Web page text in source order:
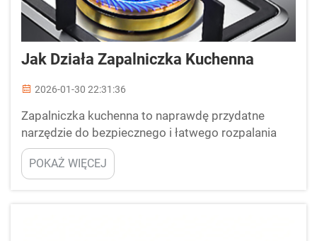
Jak Działa Zapalniczka Kuchenna
2026-01-30 22:31:36
Zapalniczka kuchenna to naprawdę przydatne
narzędzie do bezpiecznego i łatwego rozpalania
ognia. Można jej używać do zapalania świec,
rozgrzewania grilla lub nawet kominka. Zapalniczki
kuchenne dostępne są w wielu kształtach i
POKAŻ WIĘCEJ